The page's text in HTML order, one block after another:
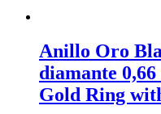
Anillo Oro
diamante
Gold Ring